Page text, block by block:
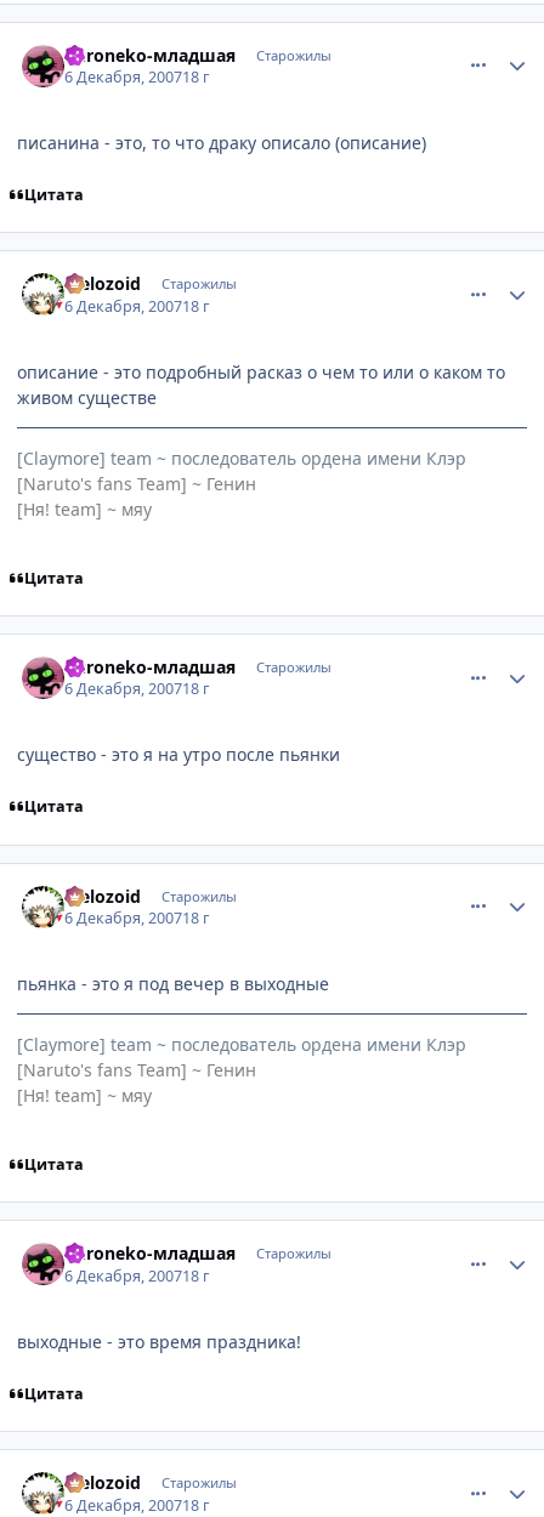
Kuroneko-младшая Старожилы
6 Декабря, 200718 г
писанина - это, то что драку описало (описание)
Цитата
Melozoid Старожилы
6 Декабря, 200718 г
описание - это подробный расказ о чем то или о каком то
живом существе
[Claymore] team ~ последователь ордена имени Клэр
[Naruto's fans Team] ~ Генин
[Ня! team] ~ мяу
Цитата
Kuroneko-младшая Старожилы
6 Декабря, 200718 г
существо - это я на утро после пьянки
Цитата
Melozoid Старожилы
6 Декабря, 200718 г
пьянка - это я под вечер в выходные
[Claymore] team ~ последователь ордена имени Клэр
[Naruto's fans Team] ~ Генин
[Ня! team] ~ мяу
Цитата
Kuroneko-младшая Старожилы
6 Декабря, 200718 г
выходные - это время праздника!
Цитата
Melozoid Старожилы
6 Декабря, 200718 г